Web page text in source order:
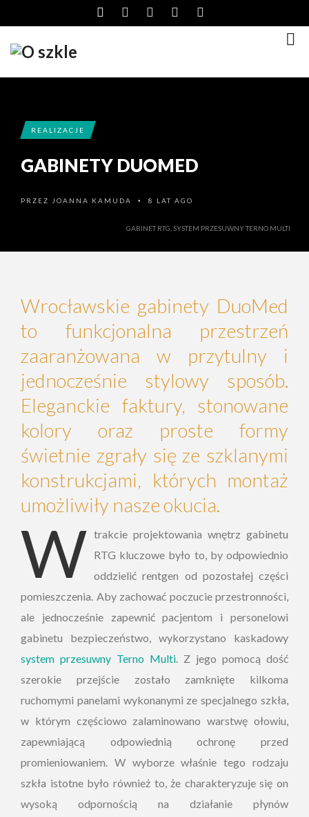
GABINET RTG, SYSTEM PRZESUWNY TERNO MULTI
REALIZACJE
GABINETY DUOMED
PRZEZ JOANNA KAMUDA • 8 LAT AGO
Wrocławskie gabinety DuoMed
to funkcjonalna przestrzeń
zaaranżowana w przytulny i
jednocześnie stylowy sposób.
Eleganckie faktury, stonowane
kolory oraz proste formy
świetnie zgrały się ze szklanymi
konstrukcjami, których montaż
umożliwiły nasze okucia.
W trakcie projektowania wnętrz gabinetu
RTG kluczowe było to, by odpowiednio
oddzielić rentgen od pozostałej części
pomieszczenia. Aby zachować poczucie przestronności,
ale jednocześnie zapewnić pacjentom i personelowi
gabinetu bezpieczeństwo, wykorzystano kaskadowy
system przesuwny Terno Multi. Z jego pomocą dość
szerokie przejście zostało zamknięte kilkoma
ruchomymi panelami wykonanymi ze specjalnego szkła,
w którym częściowo zalaminowano warstwę ołowiu,
zapewniającą odpowiednią ochronę przed
promieniowaniem. W wyborze właśnie tego rodzaju
szkła istotne było również to, że charakteryzuje się on
wysoką odpornością na działanie płynów